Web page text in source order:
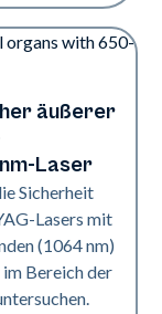
äußerer
Laser
Sicherheit
Lasers mit
(1064 nm)
Bereich der